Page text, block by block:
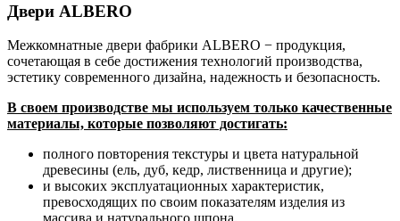
Двери ALBERO
Межкомнатные двери фабрики ALBERO − продукция,
сочетающая в себе достижения технологий производства,
эстетику современного дизайна, надежность и безопасность.
В своем производстве мы используем только качественные
материалы, которые позволяют достигать:
полного повторения текстуры и цвета натуральной
древесины (ель, дуб, кедр, лиственница и другие);
и высоких эксплуатационных характеристик,
превосходящих по своим показателям изделия из